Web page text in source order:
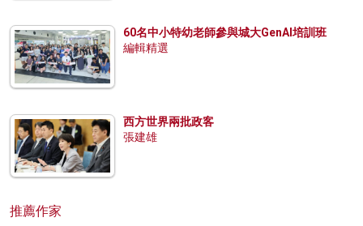
60名中小特幼老師參與城大GenAI培訓班
編輯精選
西方世界兩批政客
張建雄
推薦作家